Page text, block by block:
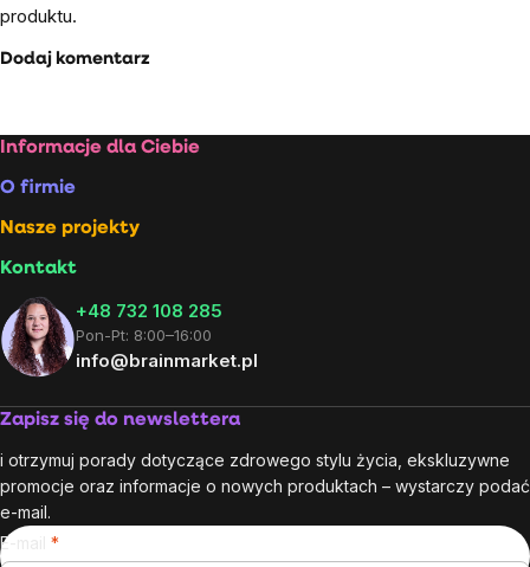
produktu.
Dodaj komentarz
Stopka
Informacje dla Ciebie
O firmie
Nasze projekty
Kontakt
+48 732 108 285
Pon-Pt: 8:00–16:00
info@brainmarket.pl
Zapisz się do newslettera
i otrzymuj porady dotyczące zdrowego stylu życia, ekskluzywne
promocje oraz informacje o nowych produktach – wystarczy podać
e-mail.
E-mail